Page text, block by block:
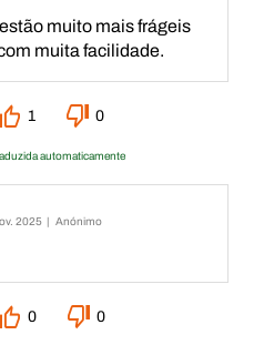
muito mais frágeis
muita facilidade.
1 0
automaticamente
2025 | Anónimo
0 0